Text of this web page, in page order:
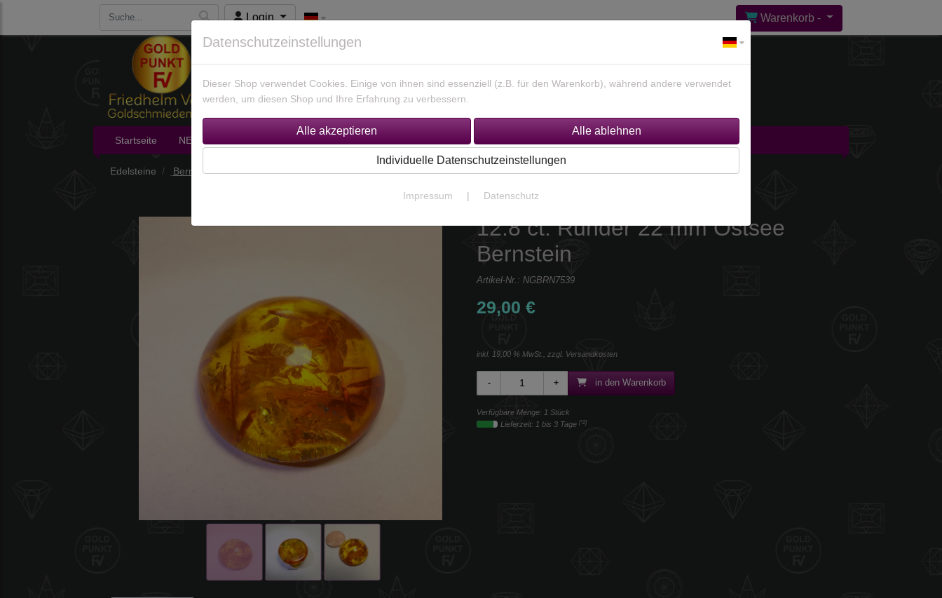
Login Warenkorb -
Startseite NEU im Shop 925 Silber Schmuck Unikate Gold / Silber
Edelsteine Bernstein
12.8 ct. Runder 22 mm Ostsee
Bernstein
Artikel-Nr.: NGBRN7539
29,00 €
inkl. 19,00 % MwSt., zzgl. Versandkosten
in den Warenkorb
Verfügbare Menge: 1 Stück
Lieferzeit: 1 bis 3 Tage [*2]
Datenschutzeinstellungen
Dieser Shop verwendet Cookies. Einige von ihnen sind essenziell (z.B. für den Warenkorb), während andere verwendet
werden, um diesen Shop und Ihre Erfahrung zu verbessern.
Individuelle Datenschutzeinstellungen
Impressum | Datenschutz